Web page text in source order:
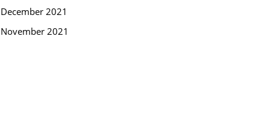
December 2021
November 2021